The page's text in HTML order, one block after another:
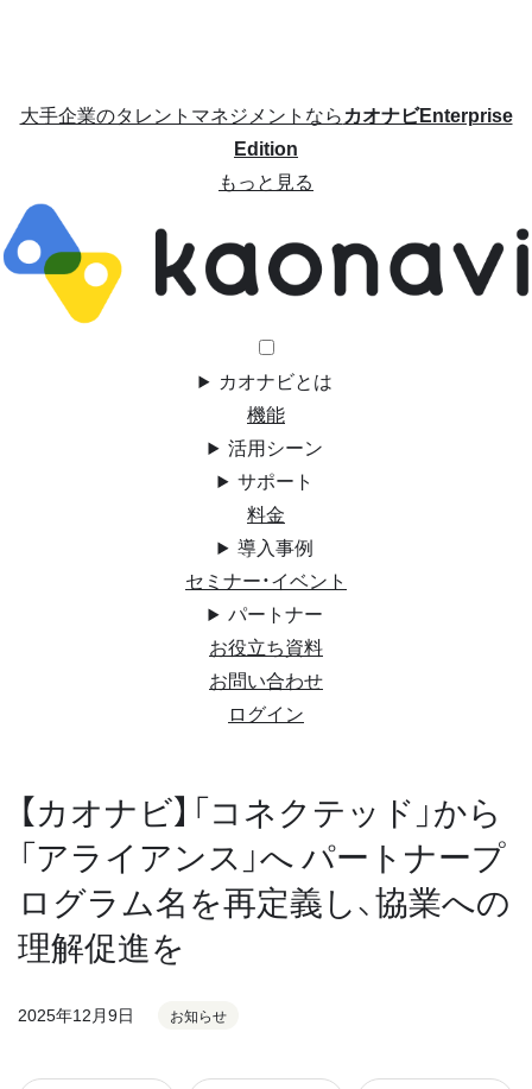
大手企業のタレントマネジメントならカオナビEnterprise
Edition
もっと見る
カオナビとは
機能
活用シーン
サポート
料金
導入事例
セミナー・イベント
パートナー
お役立ち資料
お問い合わせ
ログイン
【カオナビ】「コネクテッド」から
「アライアンス」へ パートナープ
ログラム名を再定義し、協業への
理解促進を
2025年12月9日 お知らせ